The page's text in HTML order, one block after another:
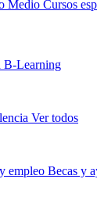
Medio Cursos
B-Learning
Ver todos
empleo Becas y